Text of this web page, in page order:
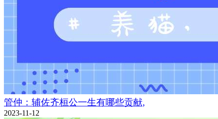
管仲：辅佐齐桓公一生有哪些贡献,
2023-11-12